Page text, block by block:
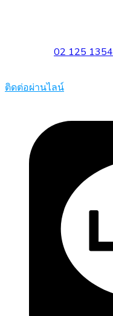
02 125 1354
ติดต่อผ่านไลน์